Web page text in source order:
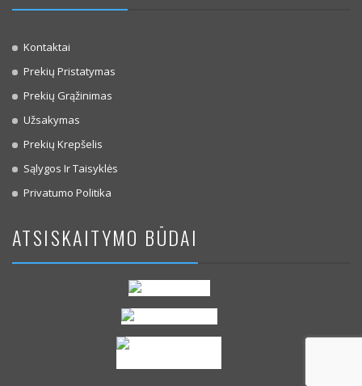
Kontaktai
Prekių Pristatymas
Prekių Grąžinimas
Užsakymas
Prekių Krepšelis
Sąlygos Ir Taisyklės
Privatumo Politika
ATSISKAITYMO BŪDAI